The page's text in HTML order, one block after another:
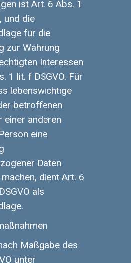
ist Art. 6 Abs. 1
und die
für die
zur Wahrung
Interessen
1 lit. f DSGVO. Für
lebenswichtige
betroffenen
einer anderen
eine
Daten
dient Art. 6
als
Maßgabe des
unter